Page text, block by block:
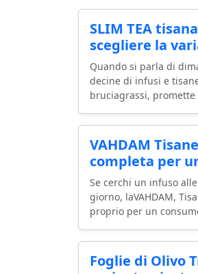
SLIM TEA
scegliere la
Quando si parla di
decine di infusi e
bruciagrassi, promette
VAHDAM
completa per
Se cerchi un infuso
giorno, laVAHDAM,
proprio per un
Foglie di Olivo